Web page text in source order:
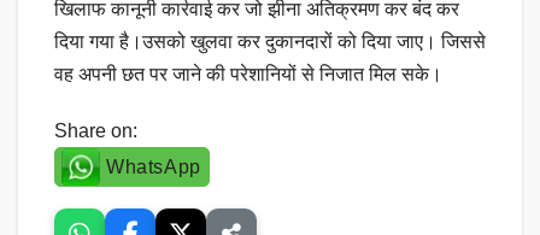
खिलाफ कानूनी कार्रवाई कर जो झीना अतिक्रमण कर बंद कर
दिया गया है।उसको खुलवा कर दुकानदारों को दिया जाए। जिससे
वह अपनी छत पर जाने की परेशानियों से निजात मिल सके।
Share on:
WhatsApp